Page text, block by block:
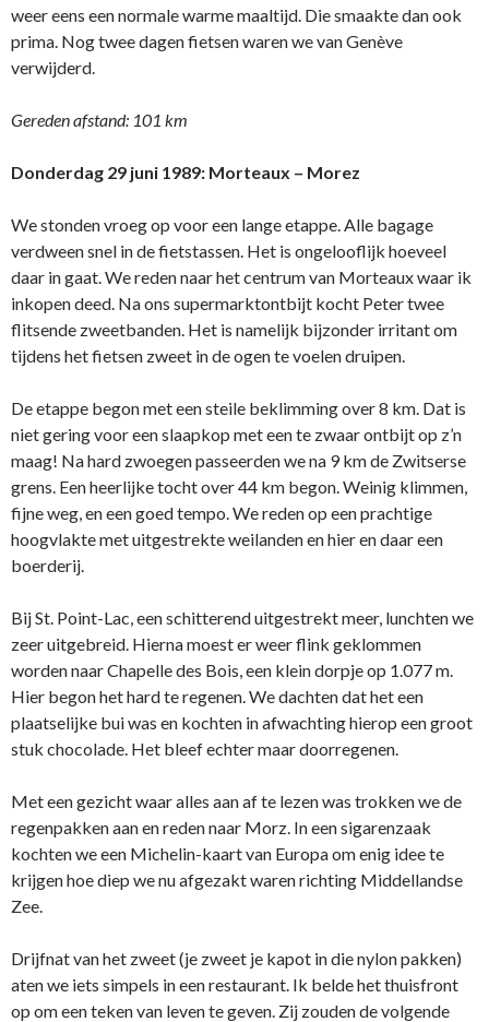
weer eens een normale warme maaltijd. Die smaakte dan ook
prima. Nog twee dagen fietsen waren we van Genève
verwijderd.
Gereden afstand: 101 km
Donderdag 29 juni 1989: Morteaux – Morez
We stonden vroeg op voor een lange etappe. Alle bagage
verdween snel in de fietstassen. Het is ongelooflijk hoeveel
daar in gaat. We reden naar het centrum van Morteaux waar ik
inkopen deed. Na ons supermarktontbijt kocht Peter twee
flitsende zweetbanden. Het is namelijk bijzonder irritant om
tijdens het fietsen zweet in de ogen te voelen druipen.
De etappe begon met een steile beklimming over 8 km. Dat is
niet gering voor een slaapkop met een te zwaar ontbijt op z’n
maag! Na hard zwoegen passeerden we na 9 km de Zwitserse
grens. Een heerlijke tocht over 44 km begon. Weinig klimmen,
fijne weg, en een goed tempo. We reden op een prachtige
hoogvlakte met uitgestrekte weilanden en hier en daar een
boerderij.
Bij St. Point-Lac, een schitterend uitgestrekt meer, lunchten we
zeer uitgebreid. Hierna moest er weer flink geklommen
worden naar Chapelle des Bois, een klein dorpje op 1.077 m.
Hier begon het hard te regenen. We dachten dat het een
plaatselijke bui was en kochten in afwachting hierop een groot
stuk chocolade. Het bleef echter maar doorregenen.
Met een gezicht waar alles aan af te lezen was trokken we de
regenpakken aan en reden naar Morz. In een sigarenzaak
kochten we een Michelin-kaart van Europa om enig idee te
krijgen hoe diep we nu afgezakt waren richting Middellandse
Zee.
Drijfnat van het zweet (je zweet je kapot in die nylon pakken)
aten we iets simpels in een restaurant. Ik belde het thuisfront
op om een teken van leven te geven. Zij zouden de volgende